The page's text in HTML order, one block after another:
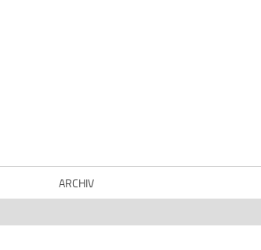
ARCHIV